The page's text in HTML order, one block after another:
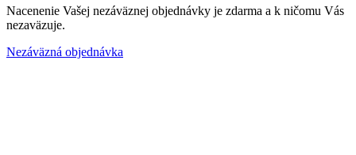
Nacenenie Vašej nezáväznej objednávky je zdarma a k ničomu Vás
nezaväzuje.
Nezáväzná objednávka